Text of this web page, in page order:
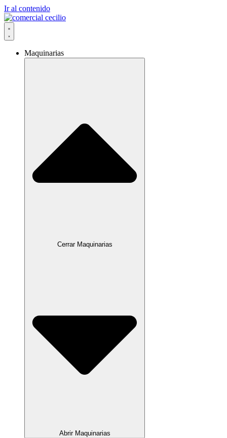
Ir al contenido
Maquinarias
Cerrar Maquinarias
Abrir Maquinarias